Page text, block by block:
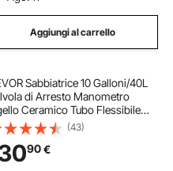
Aggiungi al carrello
Sabbiatrice 10 Galloni/40L
di Arresto Manometro
Ceramico Tubo Flessibile
m, Serbatoio Sabbiatrice
Massima 60-110 PSI,
per Abrasivi di Grana
10
(43)
90€